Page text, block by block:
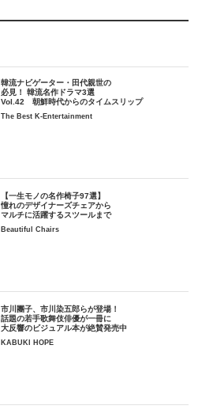
韓流ナビゲーター・田代親世の
必見！ 韓流名作ドラマ3選
Vol.42 朝鮮時代からのタイムスリップ
The Best K-Entertainment
【一生モノの名作椅子97選】
憧れのデザイナーズチェアから
マルチに活躍するスツールまで
Beautiful Chairs
市川團子、市川染五郎らが登場！
話題の若手歌舞伎俳優が一冊に
大反響のビジュアル本が絶賛発売中
KABUKI HOPE